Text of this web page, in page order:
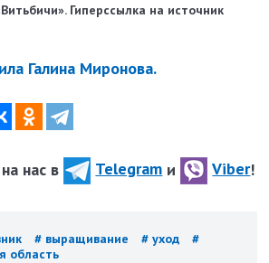
Гиперссылка на источник
Галина Миронова.
нас в Telegram и Viber!
# выращивание # уход
#
область